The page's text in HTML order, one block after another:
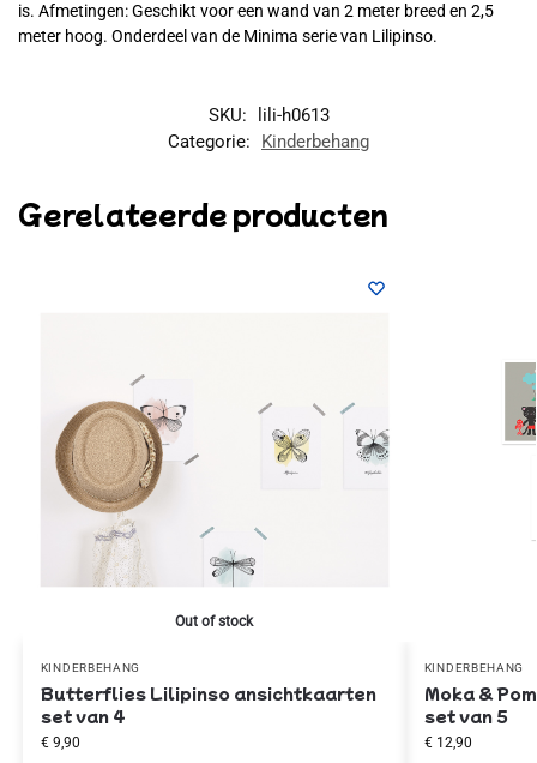
is. Afmetingen: Geschikt voor een wand van 2 meter breed en 2,5
meter hoog. Onderdeel van de Minima serie van Lilipinso.
SKU:
lili-h0613
Categorie:
Kinderbehang
Gerelateerde producten
Out of stock
KINDERBEHANG
Butterflies Lilipinso ansichtkaarten
set van 4
€9,90
KINDERBEHANG
Moka &
set van 5
€12,90